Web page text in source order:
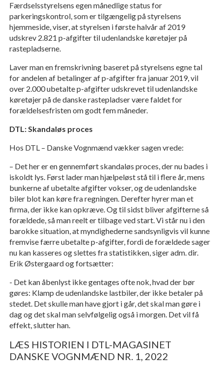
Færdselsstyrelsens egen månedlige status for
parkeringskontrol, som er tilgængelig på styrelsens
hjemmeside, viser, at styrelsen i første halvår af 2019
udskrev 2.821 p-afgifter til udenlandske køretøjer på
rastepladserne.
Laver man en fremskrivning baseret på styrelsens egne tal
for andelen af betalinger af p-afgifter fra januar 2019, vil
over 2.000 ubetalte p-afgifter udskrevet til udenlandske
køretøjer på de danske rastepladser være faldet for
forældelsesfristen om godt fem måneder.
DTL: Skandaløs proces
Hos DTL – Danske Vognmænd vækker sagen vrede:
– Det her er en gennemført skandaløs proces, der nu bades i
iskoldt lys. Først lader man hjælpeløst stå til i flere år, mens
bunkerne af ubetalte afgifter vokser, og de udenlandske
biler blot kan køre fra regningen. Derefter hyrer man et
firma, der ikke kan opkræve. Og til sidst bliver afgifterne så
forældede, så man reelt er tilbage ved start. Vi står nu i den
barokke situation, at myndighederne sandsynligvis vil kunne
fremvise færre ubetalte p-afgifter, fordi de forældede sager
nu kan kasseres og slettes fra statistikken, siger adm. dir.
Erik Østergaard og fortsætter:
- Det kan åbenlyst ikke gentages ofte nok, hvad der bør
gøres: Klamp de udenlandske lastbiler, der ikke betaler på
stedet. Det skulle man have gjort i går, det skal man gøre i
dag og det skal man selvfølgelig også i morgen. Det vil få
effekt, slutter han.
LÆS HISTORIEN I DTL-MAGASINET
DANSKE VOGNMÆND NR. 1, 2022